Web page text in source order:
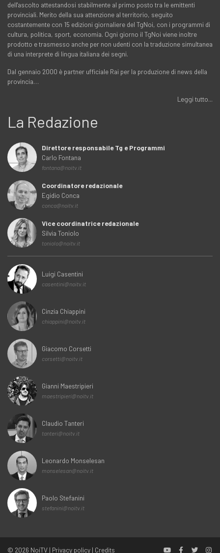
dell'ascolto attestandosi stabilmente al primo posto tra le emittenti
provinciali. Merito della sua attenzione al territorio, seguito
costantemente con 15 edizioni giornaliere del TgNoi, con i programmi di
cultura, politica, sport, economia. Ogni giorno il TgNoi viene inoltre
prodotto e trasmesso anche per non udenti con la traduzione simultanea
di una interprete di lingua italiana dei segni.
Dal gennaio 2000 è partner ufficiale Rai per la produzione di news della
provincia…
Leggi tutto...
La Redazione
Direttore responsabile Tg e Programmi
Carlo Fontana
fontana@noitv.it
Coordinatore redazionale
Egidio Conca
conca@noitv.it
Vice coordinatrice redazionale
Silvia Toniolo
toniolo@noitv.it
Luigi Casentini
casentini@noitv.it
Cinzia Chiappini
chiappini@noitv.it
Giacomo Corsetti
corsetti@noitv.it
Gianni Maestripieri
maestripieri@noitv.it
Claudio Tanteri
tanteri@noitv.it
Leonardo Monselesan
monselesan@noitv.it
Paolo Stefanini
stefanini@noitv.it
© 2026 NoiTV | Privacy policy | Credits